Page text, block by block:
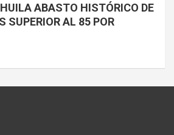
ABASTO HISTÓRICO DE
SUPERIOR AL 85 POR